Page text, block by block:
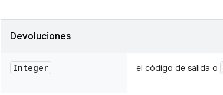
Devoluciones
Integer el código de salida o